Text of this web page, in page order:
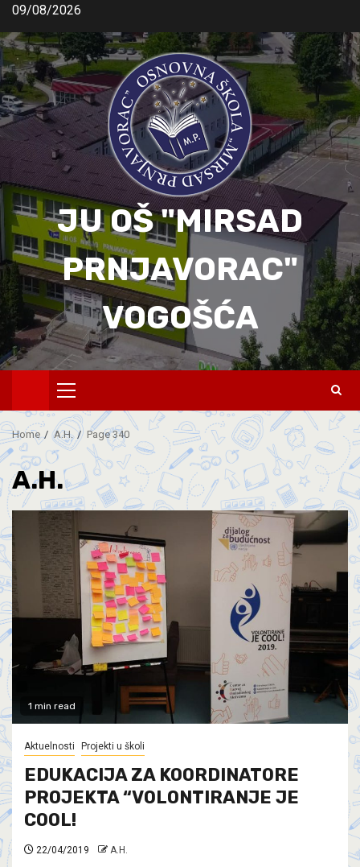
09/08/2026
JU OŠ "MIRSAD
PRNJAVORAC"
VOGOŠĆA
Home A.H. Page 340
A.H.
1 min read
Aktuelnosti Projekti u školi
EDUKACIJA ZA KOORDINATORE
PROJEKTA “VOLONTIRANJE JE
COOL!
22/04/2019 A.H.